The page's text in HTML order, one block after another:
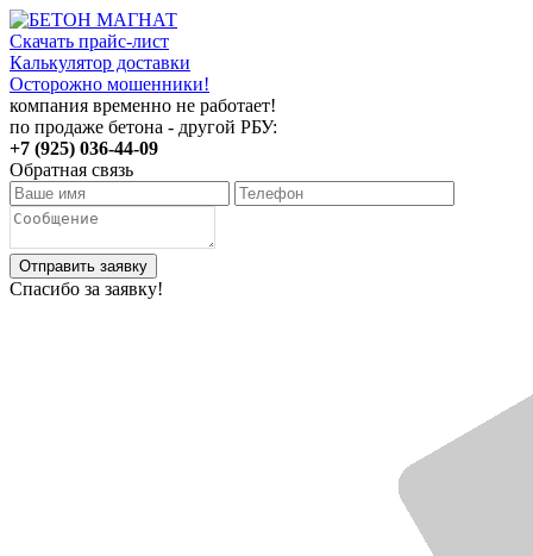
Скачать прайс-лист
Калькулятор доставки
Осторожно мошенники!
компания временно не работает!
по продаже бетона - другой РБУ:
+7 (925) 036-44-09
Обратная связь
Отправить заявку
Спасибо за заявку!